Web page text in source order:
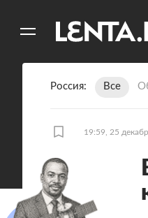
Россия Все
19:59, 25